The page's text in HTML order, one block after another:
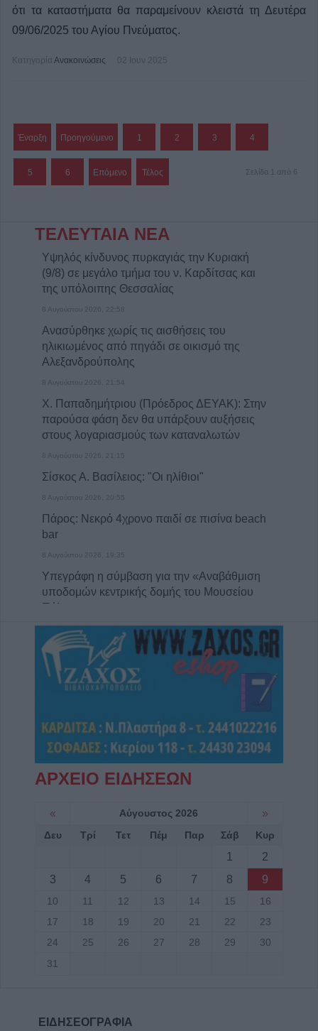
ότι τα καταστήματα θα παραμείνουν κλειστά τη Δευτέρα
09/06/2025 του Αγίου Πνεύματος.
Κατηγορία Ανακοινώσεις 02 Ιουν 2025
Έναρξη Προηγούμενο 1 2 3 4
5 6 Επόμενο Τέλος Σελίδα 1 από 6
ΤΕΛΕΥΤΑΙΑ ΝΕΑ
Υψηλός κίνδυνος πυρκαγιάς την Κυριακή
(9/8) σε μεγάλο τμήμα του ν. Καρδίτσας και
της υπόλοιπης Θεσσαλίας
8 Αυγούστου 2026, 22:58
Ανασύρθηκε χωρίς τις αισθήσεις του
ηλικιωμένος από πηγάδι σε οικισμό της
Αλεξανδρούπολης
8 Αυγούστου 2026, 21:54
Χ. Παπαδημήτριου (Πρόεδρος ΔΕΥΑΚ): Στην
παρούσα φάση δεν θα υπάρξουν αυξήσεις
στους λογαριασμούς των καταναλωτών
8 Αυγούστου 2026, 21:15
Σίσκος Α. Βασίλειος: "Οι ηλίθιοι"
8 Αυγούστου 2026, 20:55
Πάρος: Νεκρό 4χρονο παιδί σε πισίνα beach
bar
8 Αυγούστου 2026, 19:35
Υπεγράφη η σύμβαση για την «Αναβάθμιση
υποδομών κεντρικής δομής του Μουσείου
Πόλης»
8 Αυγούστου 2026, 19:33
Την Κυριακή 9 Αυγούστου η κηδεία του
Κωνσταντίνου Βογιατζή
8 Αυγούστου 2026, 19:28
Κωνσταντίνου Πλεξίδα
8 Αυγούστου 2026, 19:13
Την Κυριακή 9 Αυγούστου η κηδεία της
Θωμαΐτσας Τσιούκα
Μετώπη: Χωρίς τις αισθήσεις του
ανασύρθηκε από την θάλασσα 43χρονος
Σε αναζήτηση λύσης για το χρόνιο
πρόβλημα των ανεπιτήρητων βοοειδών σε
Θεσσαλίας Δημ. Κουρέτα για το θαλάσσιο
Συνεδρίαση Επιτροπής Εκτίμησης Κινδύνου
ΑΡΧΕΙΟ ΕΙΔΗΣΕΩΝ
« Αύγουστος 2026 »
Δευ Τρί Τετ Πέμ Παρ Σάβ Κυρ
1
2
3
4 5 6 7 8 9
10 11 12 13 14 15
16
17
18 19 20 21 22
23
24
25 26 27 28 29
30
31
ΕΙΔΗΣΕΟΓΡΑΦΙΑ